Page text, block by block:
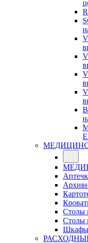
Столы
Столы
Шкафы